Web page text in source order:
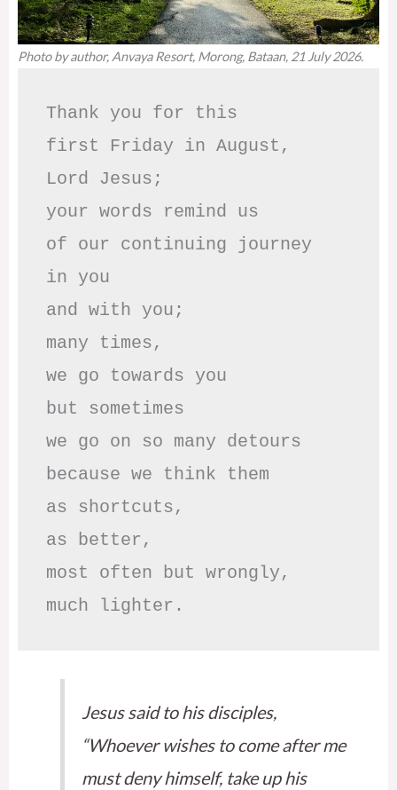
Photo by author, Anvaya Resort, Morong, Bataan, 21 July 2026.
Thank you for this
first Friday in August,
Lord Jesus;
your words remind us
of our continuing journey
in you
and with you;
many times,
we go towards you
but sometimes
we go on so many detours
because we think them
as shortcuts,
as better,
most often but wrongly,
much lighter.
Jesus said to his disciples,
“Whoever wishes to come after me
must deny himself, take up his